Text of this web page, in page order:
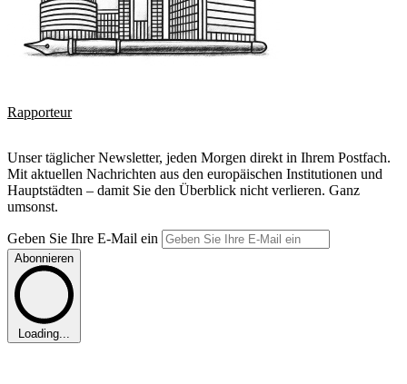
Rapporteur
Unser täglicher Newsletter, jeden Morgen direkt in Ihrem Postfach.
Mit aktuellen Nachrichten aus den europäischen Institutionen und
Hauptstädten – damit Sie den Überblick nicht verlieren. Ganz
umsonst.
Geben Sie Ihre E-Mail ein
Abonnieren
Loading...